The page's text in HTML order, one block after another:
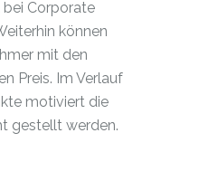
Corporate
können
mit den
Preis. Im Verlauf
motiviert die
gestellt werden.